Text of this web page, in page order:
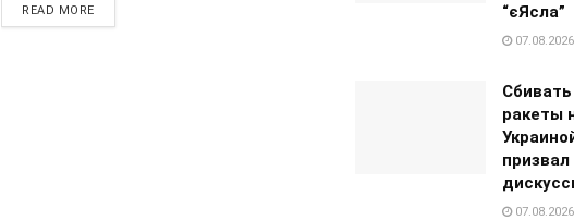
READ MORE
“єЯсла”
07.08.2026
ракеты
призвал
07.08.2026